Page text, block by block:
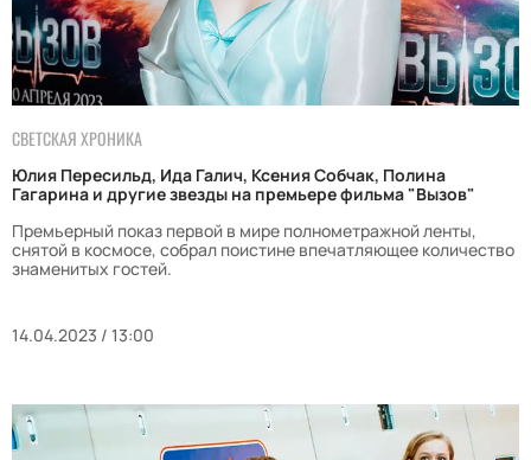
СВЕТСКАЯ ХРОНИКА
Юлия Пересильд, Ида Галич, Ксения Собчак, Полина
Гагарина и другие звезды на премьере фильма "Вызов"
Премьерный показ первой в мире полнометражной ленты,
снятой в космосе, собрал поистине впечатляющее количество
знаменитых гостей.
14.04.2023 / 13:00